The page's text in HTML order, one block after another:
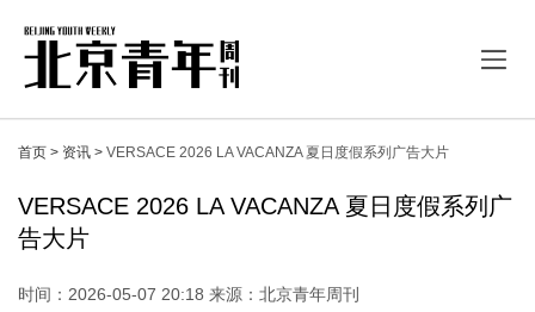
首页 > 资讯 > VERSACE 2026 LA VACANZA 夏日度假系列广告大片
VERSACE 2026 LA VACANZA 夏日度假系列广
告大片
时间：2026-05-07 20:18 来源：北京青年周刊